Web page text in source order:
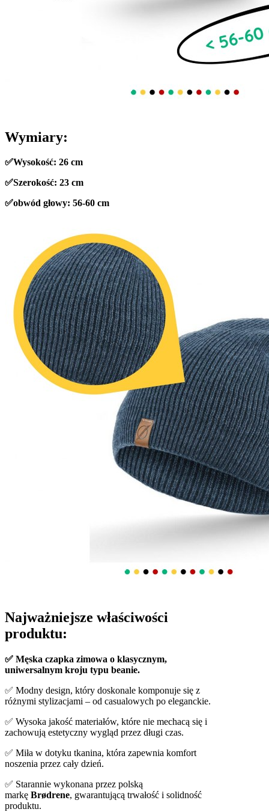
Wymiary:
✅Wysokość: 26 cm
✅Szerokość: 23 cm
✅obwód głowy: 56-60 cm
Najważniejsze właściwości
produktu:
✅ Męska czapka zimowa o klasycznym,
uniwersalnym kroju typu beanie.
✅ Modny design, który doskonale komponuje się z
różnymi stylizacjami – od casualowych po eleganckie.
✅ Wysoka jakość materiałów, które nie mechacą się i
zachowują estetyczny wygląd przez długi czas.
✅ Miła w dotyku tkanina, która zapewnia komfort
noszenia przez cały dzień.
✅ Starannie wykonana przez polską
markę Brødrene, gwarantującą trwałość i solidność
produktu.